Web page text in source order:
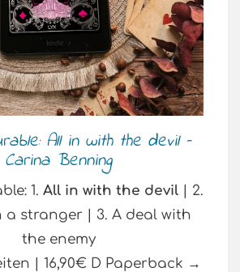
All in with the devil –
Carina Benning
1. All in with the devil | 2.
a stranger | 3. A deal with
the enemy
| 16,90€ D Paperback →